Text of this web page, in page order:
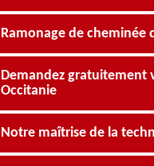
Ramonage de cheminée
Demandez gratuitement
Occitanie
Notre maîtrise de la